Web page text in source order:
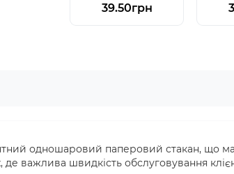
39.50грн
одношаровий паперовий стакан, що
важлива швидкість обслуговування